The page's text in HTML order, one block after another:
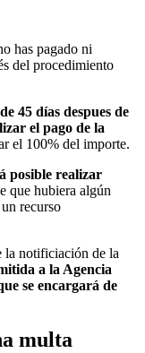
has pagado ni
del procedimiento
45 días despues de
el pago de la
el 100% del importe.
posible realizar
que hubiera algún
recurso
la notificiación de la
a la Agencia
se encargará de
multa